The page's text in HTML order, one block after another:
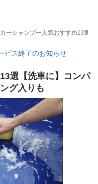
カーシャンプー人気おすすめ13選
ビス終了のお知らせ
選【洗車に】コンパ
グ入りも